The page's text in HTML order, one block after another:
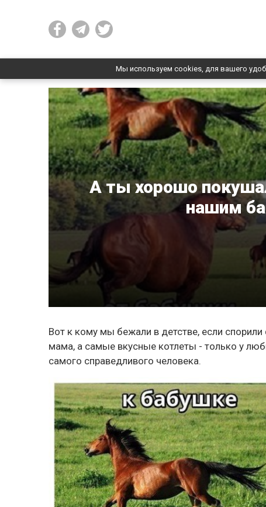
Мы используем cookies, для вашего
А ты хорошо
нашим
Вот к кому мы бежали в детстве, если
мама, а самые вкусные котлеты - только у
самого справедливого человека.